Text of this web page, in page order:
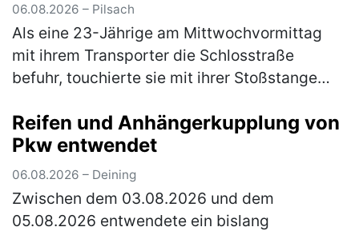
06.08.2026 – Pilsach
Als eine 23-Jährige am Mittwochvormittag
mit ihrem Transporter die Schlosstraße
befuhr, touchierte sie mit ihrer Stoßstange
33-jährigen Besitzerin auf der …(mehr)
Reifen und Anhängerkupplung von
Pkw entwendet
06.08.2026 – Deining
Zwischen dem 03.08.2026 und dem
05.08.2026 entwendete ein bislang